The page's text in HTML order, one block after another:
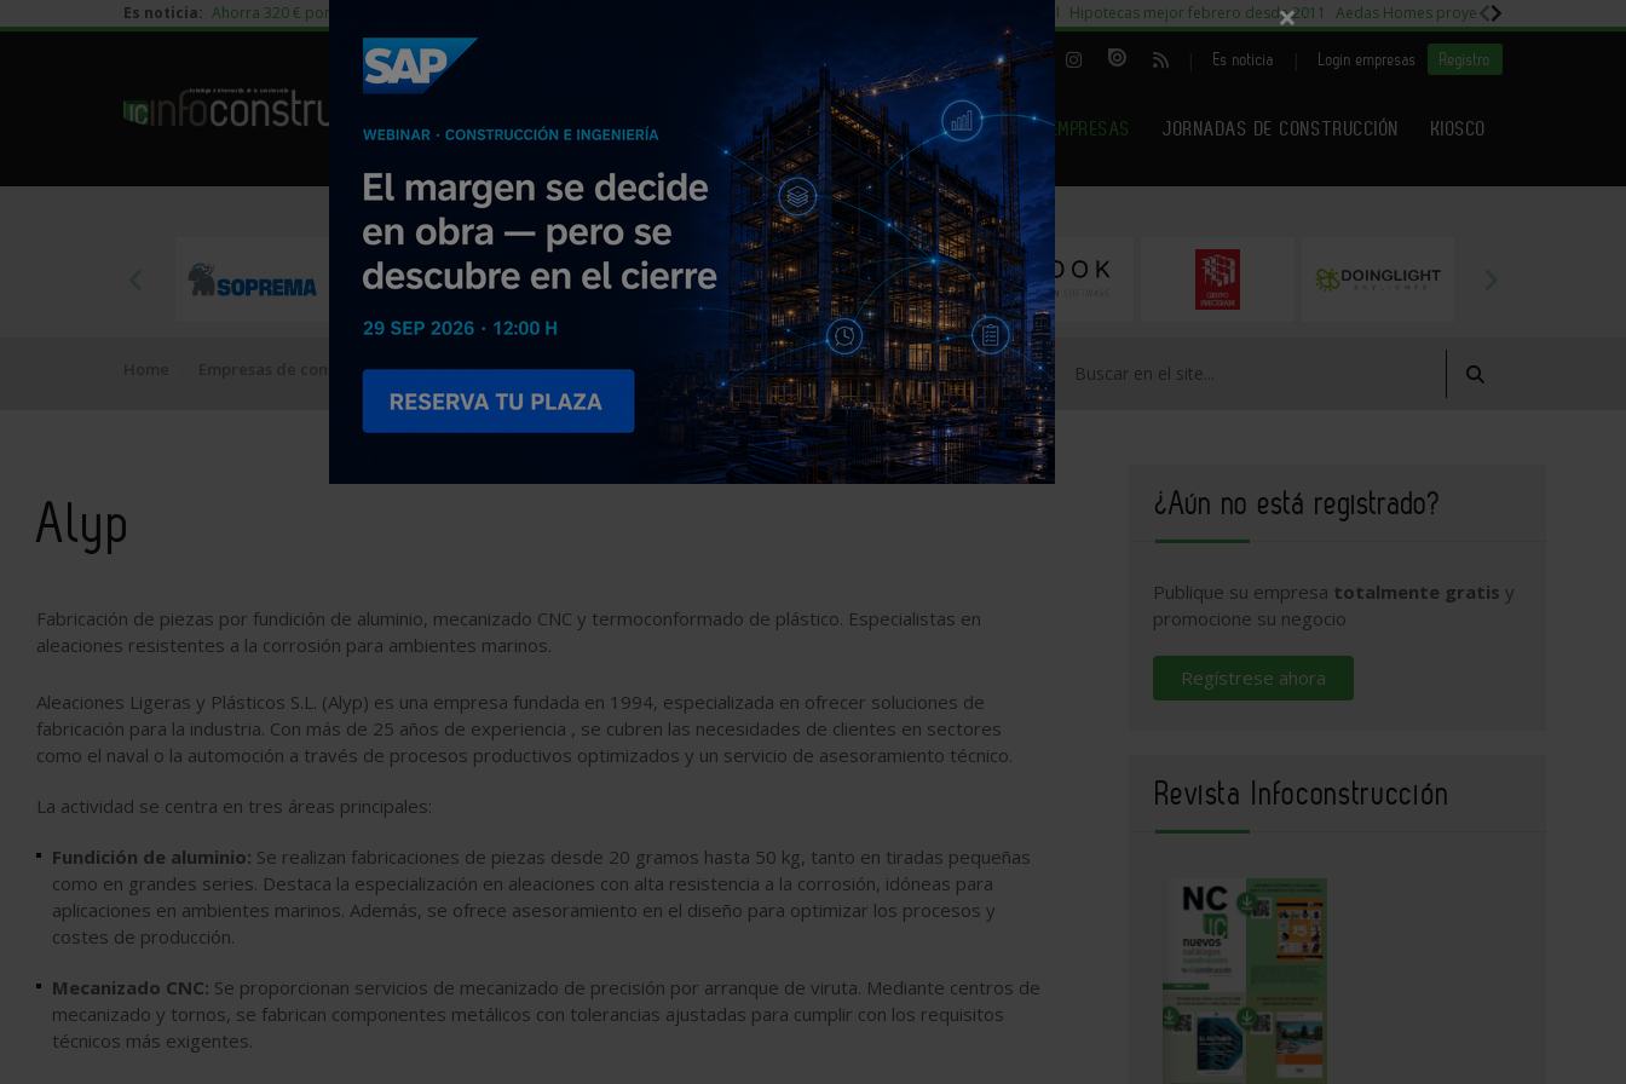
Es noticia: Ahorra 320 € por vivienda en edificación residencial 29% cambiar al alquiler temporal Hipotecas mejor febrero desde 2011 Aedas Homes proyecto Fiora
| Es noticia Login empresas Registro
NOTICIAS PRODUCTOS AGENDA ARTÍCULOS EMPRESAS JORNADAS DE CONSTRUCCIÓN KIOSCO
EMPRESAS PREMIUM
Empresas de construcción Alyp
Alyp
Fabricación de piezas por fundición de aluminio, mecanizado CNC y termoconformado de plástico. Especialistas en
aleaciones resistentes a la corrosión para ambientes marinos.
Aleaciones Ligeras y Plásticos S.L. (Alyp) es una empresa fundada en 1994, especializada en ofrecer soluciones de
fabricación para la industria. Con más de 25 años de experiencia , se cubren las necesidades de clientes en sectores
como el naval o la automoción a través de procesos productivos optimizados y un servicio de asesoramiento técnico.
La actividad se centra en tres áreas principales:
Fundición de aluminio: Se realizan fabricaciones de piezas desde 20 gramos hasta 50 kg, tanto en tiradas pequeñas
como en grandes series. Destaca la especialización en aleaciones con alta resistencia a la corrosión, idóneas para
aplicaciones en ambientes marinos. Además, se ofrece asesoramiento en el diseño para optimizar los procesos y
costes de producción.
Mecanizado CNC: Se proporcionan servicios de mecanizado de precisión por arranque de viruta. Mediante centros de
mecanizado y tornos, se fabrican componentes metálicos con tolerancias ajustadas para cumplir con los requisitos
técnicos más exigentes.
¿Aún no está registrado?
Publique su empresa totalmente gratis y
promocione su negocio
Regístrese ahora
Revista Infoconstrucción
×